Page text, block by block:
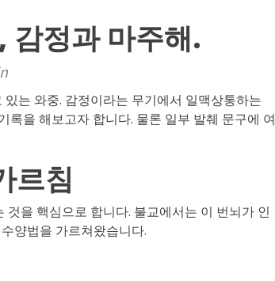
감정과 마주해.
있는 와중. 감정이라는 무기에서 일맥상통하는
을 해보고자 합니다. 물론 일부 발췌 문구에 여
르침
을 핵심으로 합니다. 불교에서는 이 번뇌가 인
양법을 가르쳐왔습니다.